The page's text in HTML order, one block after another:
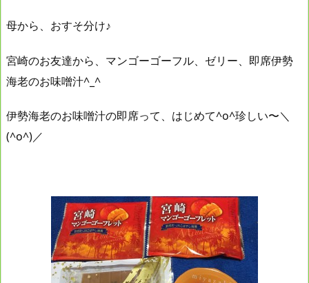
母から、おすそ分け♪
宮崎のお友達から、マンゴーゴーフル、ゼリー、即席伊勢
海老のお味噌汁^_^
伊勢海老のお味噌汁の即席って、はじめて^o^珍しい〜＼
(^o^)／